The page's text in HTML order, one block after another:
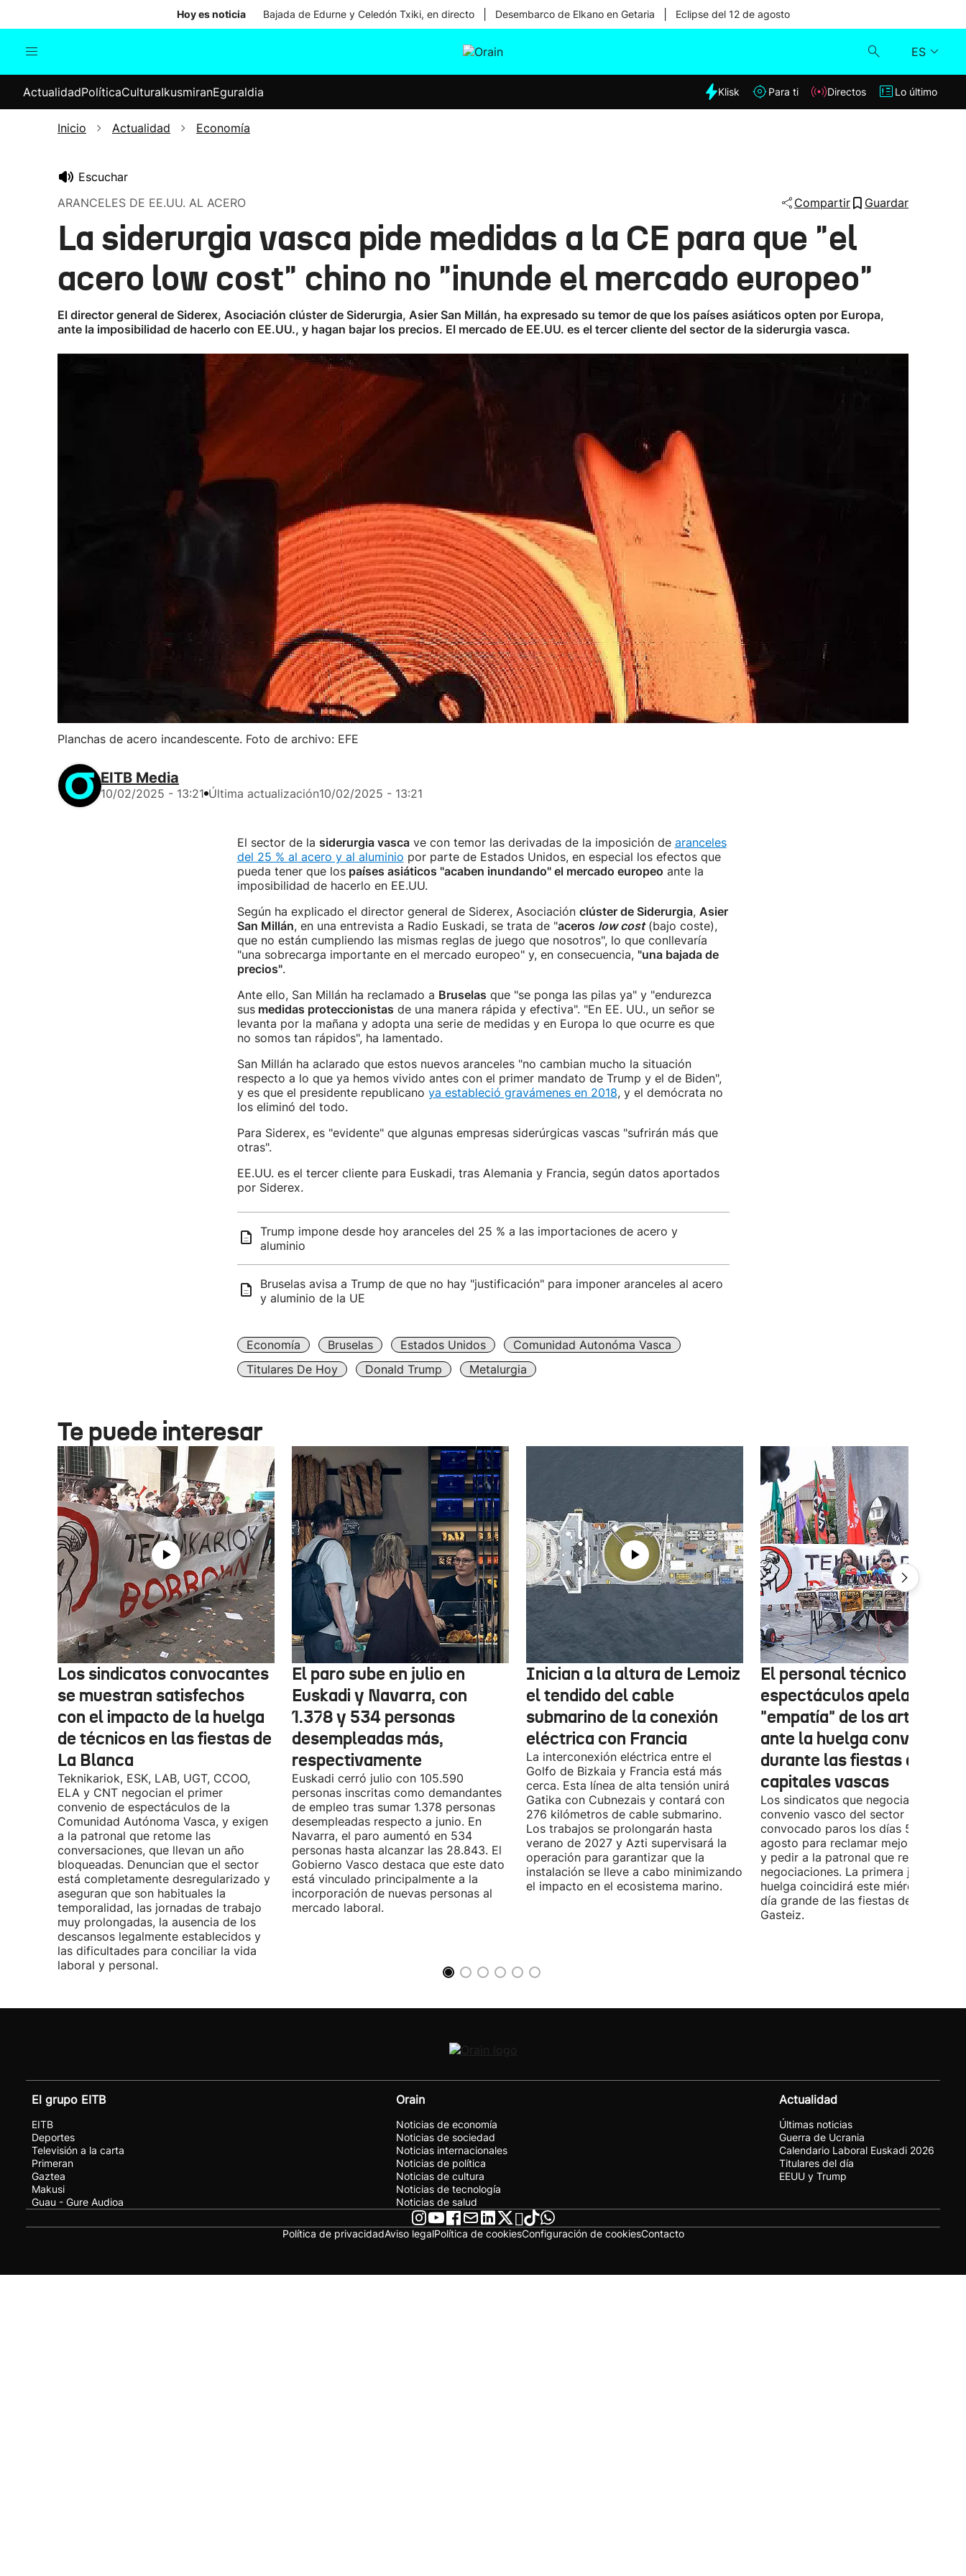
Hoy es noticia Bajada de Edurne y Celedón Txiki, en directo Desembarco de Elkano en Getaria Eclipse del 12 de agosto
ES
Internacional
Elecciones
Klisk
ActualidadPolíticaCulturaIkusmiranEguraldia Klisk Para ti Directos Lo último
Inicio Actualidad Economía
Escuchar
ARANCELES DE EE.UU. AL ACERO
Compartir Guardar
La siderurgia vasca pide medidas a la CE para que "el
acero low cost" chino no "inunde el mercado europeo"
El director general de Siderex, Asociación clúster de Siderurgia, Asier San Millán, ha expresado su temor de que los países asiáticos opten por Europa,
ante la imposibilidad de hacerlo con EE.UU., y hagan bajar los precios. El mercado de EE.UU. es el tercer cliente del sector de la siderurgia vasca.
Planchas de acero incandescente. Foto de archivo: EFE
EITB Media
10/02/2025 - 13:21 Última actualización10/02/2025 - 13:21
El sector de la siderurgia vascave con temor las derivadas de la imposición de aranceles
del 25 % al acero y al aluminio por parte de Estados Unidos, en especial los efectos que
pueda tener que lospaíses asiáticos "acaben inundando" el mercado europeo ante la
imposibilidad de hacerlo en EE.UU.
Según ha explicado el director general de Siderex, Asociación clúster de Siderurgia, Asier
San Millán, en una entrevista a Radio Euskadi, se trata de "aceros low cost(bajo coste),
que no están cumpliendo las mismas reglas de juego que nosotros", lo que conllevaría
"una sobrecarga importante en el mercado europeo" y, en consecuencia, "una bajada de
precios".
Ante ello, San Millán ha reclamado a Bruselas que "se ponga las pilas ya" y "endurezca
susmedidas proteccionistas de una manera rápida y efectiva". "En EE. UU., un señor se
levanta por la mañana y adopta una serie de medidas y en Europa lo que ocurre es que
no somos tan rápidos", ha lamentado.
San Millán ha aclarado que estos nuevos aranceles "no cambian mucho la situación
respecto a lo que ya hemos vivido antes con el primer mandato de Trump y el de Biden",
y es que el presidente republicano ya estableció gravámenes en 2018, y el demócrata no
los eliminó del todo.
Para Siderex, es "evidente" que algunas empresas siderúrgicas vascas "sufrirán más que
otras".
EE.UU. es el tercer cliente para Euskadi, tras Alemania y Francia, según datos aportados
por Siderex.
Trump impone desde hoy aranceles del 25 % a las importaciones de acero y
aluminio
Bruselas avisa a Trump de que no hay "justificación" para imponer aranceles al acero
y aluminio de la UE
Economía Bruselas Estados Unidos
Comunidad Autonóma Vasca
Titulares De Hoy
Donald Trump Metalurgia
Te puede interesar
Los sindicatos convocantes
se muestran satisfechos
con el impacto de la huelga
de técnicos en las fiestas de
La Blanca
Teknikariok, ESK, LAB, UGT, CCOO,
ELA y CNT negocian el primer
convenio de espectáculos de la
Comunidad Autónoma Vasca, y exigen
a la patronal que retome las
conversaciones, que llevan un año
bloqueadas. Denuncian que el sector
está completamente desregularizado y
aseguran que son habituales la
temporalidad, las jornadas de trabajo
muy prolongadas, la ausencia de los
descansos legalmente establecidos y
las dificultades para conciliar la vida
laboral y personal.
El paro sube en julio en
Euskadi y Navarra, con
1.378 y 534 personas
desempleadas más,
respectivamente
Euskadi cerró julio con 105.590
personas inscritas como demandantes
de empleo tras sumar 1.378 personas
desempleadas respecto a junio. En
Navarra, el paro aumentó en 534
personas hasta alcanzar las 28.843. El
Gobierno Vasco destaca que este dato
está vinculado principalmente a la
incorporación de nuevas personas al
mercado laboral.
Inician a la altura de Lemoiz
el tendido del cable
submarino de la conexión
eléctrica con Francia
La interconexión eléctrica entre el
Golfo de Bizkaia y Francia está más
cerca. Esta línea de alta tensión unirá
Gatika con Cubnezais y contará con
276 kilómetros de cable submarino.
Los trabajos se prolongarán hasta
verano de 2027 y Azti supervisará la
operación para garantizar que la
instalación se lleve a cabo minimizando
el impacto en el ecosistema marino.
El personal técnico de
espectáculos apela a la
"empatía" de los artistas
ante la huelga convocada
durante las fiestas de las
capitales vascas
Los sindicatos que negocian el
convenio vasco del sector han
convocado paros los días 5, 14 y 26
agosto para reclamar mejoras
y pedir a la patronal que retome las
negociaciones. La primera jornada de
huelga coincidirá este miércoles con
día grande de las fiestas de Vitoria-
Gasteiz.
El grupo EITB
EITB
Deportes
Televisión a la carta
Primeran
Gaztea
Makusi
Guau - Gure Audioa
Orain
Noticias de economía
Noticias de sociedad
Noticias internacionales
Noticias de política
Noticias de cultura
Noticias de tecnología
Noticias de salud
Actualidad
Últimas noticias
Guerra de Ucrania
Calendario Laboral Euskadi 2026
Titulares del día
EEUU y Trump
Política de privacidadAviso legalPolítica de cookiesConfiguración de cookiesContacto